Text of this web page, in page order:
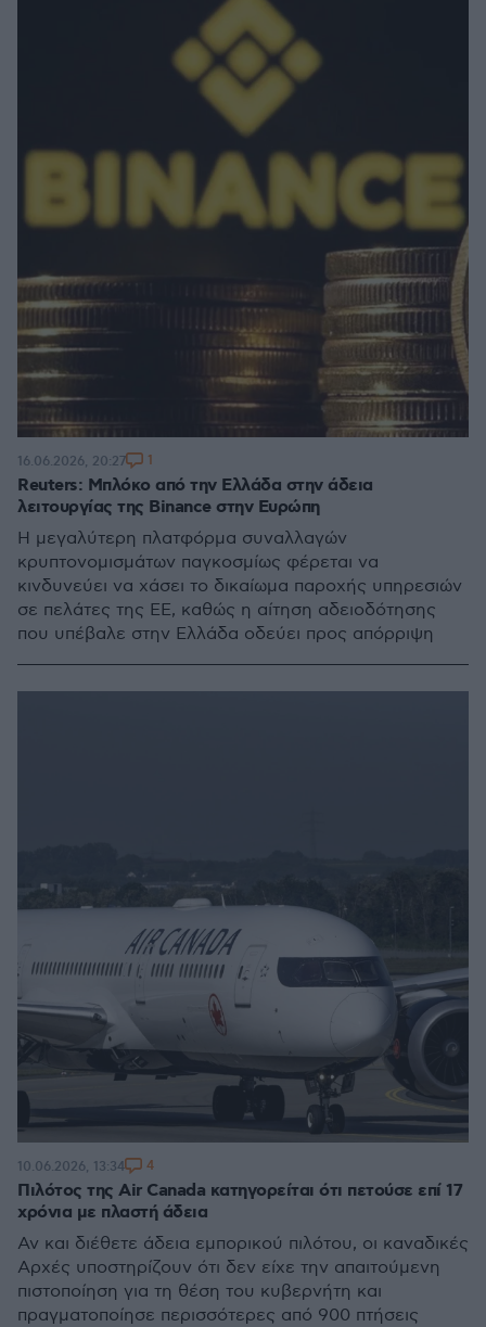
Reuters: Μπλόκο από την Ελλάδα στην άδεια
λειτουργίας της Binance στην Ευρώπη
Η μεγαλύτερη πλατφόρμα συναλλαγών
κρυπτονομισμάτων παγκοσμίως φέρεται να
κινδυνεύει να χάσει το δικαίωμα παροχής υπηρεσιών
σε πελάτες της ΕΕ, καθώς η αίτηση αδειοδότησης
που υπέβαλε στην Ελλάδα οδεύει προς απόρριψη
16.06.2026, 20:27 1
Πιλότος της Air Canada κατηγορείται ότι πετούσε επί 17
χρόνια με πλαστή άδεια
Αν και διέθετε άδεια εμπορικού πιλότου, οι καναδικές
Aρχές υποστηρίζουν ότι δεν είχε την απαιτούμενη
πιστοποίηση για τη θέση του κυβερνήτη και
πραγματοποίησε περισσότερες από 900 πτήσεις
10.06.2026, 13:34 4